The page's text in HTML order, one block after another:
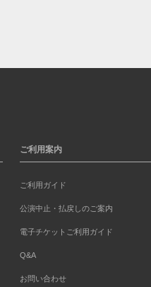
ご利用案内
ご利用ガイド
公演中止・払戻しのご案内
電子チケットご利用ガイド
Q&A
お問い合わせ